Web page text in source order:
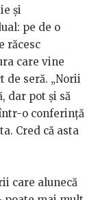
și
pe de o
răcesc
care vine
de seră. „Norii
dar pot și să
o conferință
Cred că asta
care alunecă